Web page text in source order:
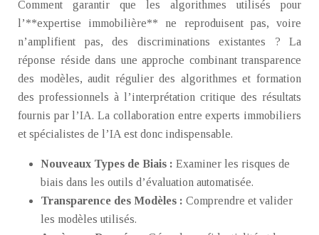
Comment garantir que les algorithmes utilisés pour
l’**expertise immobilière** ne reproduisent pas, voire
n’amplifient pas, des discriminations existantes ? La
réponse réside dans une approche combinant transparence
des modèles, audit régulier des algorithmes et formation
des professionnels à l’interprétation critique des résultats
fournis par l’IA. La collaboration entre experts immobiliers
et spécialistes de l’IA est donc indispensable.
Nouveaux Types de Biais : Examiner les risques de
biais dans les outils d’évaluation automatisée.
Transparence des Modèles : Comprendre et valider
les modèles utilisés.